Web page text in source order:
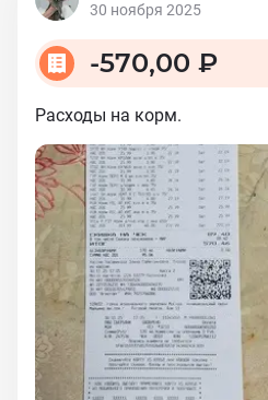
30 ноября 2025
-570,00 ₽
Расходы на корм.